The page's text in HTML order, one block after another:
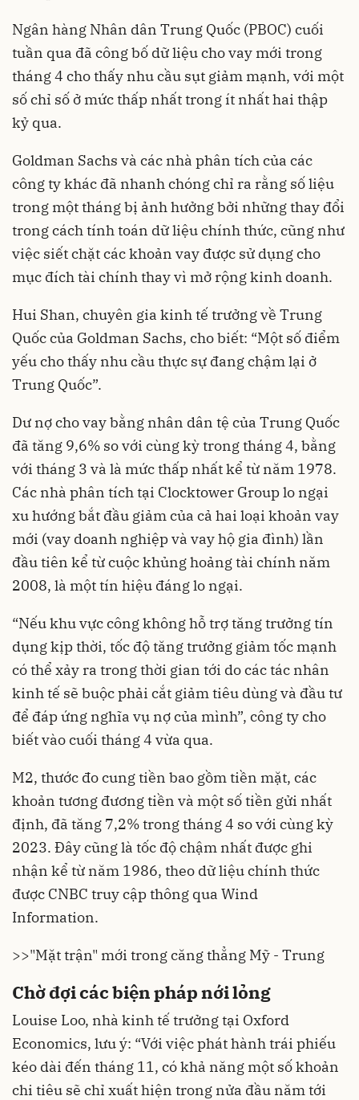
Ngân hàng Nhân dân Trung Quốc (PBOC) cuối
tuần qua đã công bố dữ liệu cho vay mới trong
tháng 4 cho thấy nhu cầu sụt giảm mạnh, với một
số chỉ số ở mức thấp nhất trong ít nhất hai thập
kỷ qua.
Goldman Sachs và các nhà phân tích của các
công ty khác đã nhanh chóng chỉ ra rằng số liệu
trong một tháng bị ảnh hưởng bởi những thay đổi
trong cách tính toán dữ liệu chính thức, cũng như
việc siết chặt các khoản vay được sử dụng cho
mục đích tài chính thay vì mở rộng kinh doanh.
Hui Shan, chuyên gia kinh tế trưởng về Trung
Quốc của Goldman Sachs, cho biết: “Một số điểm
yếu cho thấy nhu cầu thực sự đang chậm lại ở
Trung Quốc”.
Dư nợ cho vay bằng nhân dân tệ của Trung Quốc
đã tăng 9,6% so với cùng kỳ trong tháng 4, bằng
với tháng 3 và là mức thấp nhất kể từ năm 1978.
Các nhà phân tích tại Clocktower Group lo ngại
xu hướng bắt đầu giảm của cả hai loại khoản vay
mới (vay doanh nghiệp và vay hộ gia đình) lần
đầu tiên kể từ cuộc khủng hoảng tài chính năm
2008, là một tín hiệu đáng lo ngại.
“Nếu khu vực công không hỗ trợ tăng trưởng tín
dụng kịp thời, tốc độ tăng trưởng giảm tốc mạnh
có thể xảy ra trong thời gian tới do các tác nhân
kinh tế sẽ buộc phải cắt giảm tiêu dùng và đầu tư
để đáp ứng nghĩa vụ nợ của mình”, công ty cho
biết vào cuối tháng 4 vừa qua.
M2, thước đo cung tiền bao gồm tiền mặt, các
khoản tương đương tiền và một số tiền gửi nhất
định, đã tăng 7,2% trong tháng 4 so với cùng kỳ
2023. Đây cũng là tốc độ chậm nhất được ghi
nhận kể từ năm 1986, theo dữ liệu chính thức
được CNBC truy cập thông qua Wind
Information.
>>"Mặt trận" mới trong căng thẳng Mỹ - Trung
Chờ đợi các biện pháp nới lỏng
Louise Loo, nhà kinh tế trưởng tại Oxford
Economics, lưu ý: “Với việc phát hành trái phiếu
kéo dài đến tháng 11, có khả năng một số khoản
chi tiêu sẽ chỉ xuất hiện trong nửa đầu năm tới